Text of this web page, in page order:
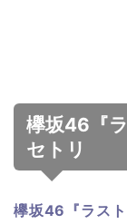
欅坂46『
セトリ
欅坂46『ラス